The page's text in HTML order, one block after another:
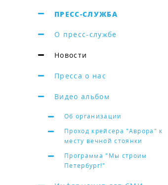
ПРЕСС-СЛУЖБА
О пресс-службе
Новости
Пресса о нас
Видео альбом
Об организации
Проход крейсера "Аврора" к
месту вечной стоянки
Программа "Мы строим
Петербург!"